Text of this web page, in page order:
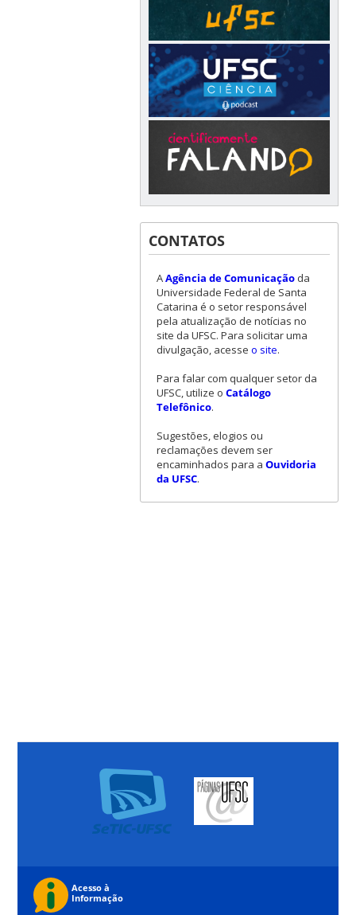
CONTATOS
AAgência de Comunicaçãoda
Universidade Federal de Santa
Catarina é o setor responsável
pela atualização de notícias no
site da UFSC. Para solicitar uma
divulgação, acesse o site.
Para falar com qualquer setor da
UFSC, utilize o Catálogo
Telefônico.
Sugestões, elogios ou
reclamações devem ser
encaminhados para a Ouvidoria
da UFSC.